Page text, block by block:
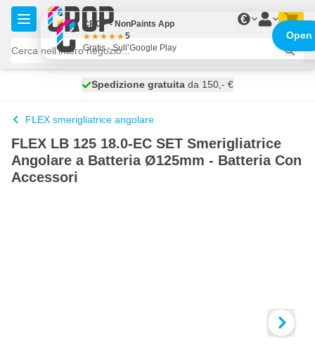
Salta al contenuto
€
spedito oggi
Spedizione gratuita da 150,- €
100 giorni
FLEX smerigliatrice angolare
FLEX LB 125 18.0-EC SET Smerigliatrice
Angolare a Batteria Ø125mm - Batteria Con
Accessori
CROP - NonPaints App
5
Gratis - Sull’Google Play
Open